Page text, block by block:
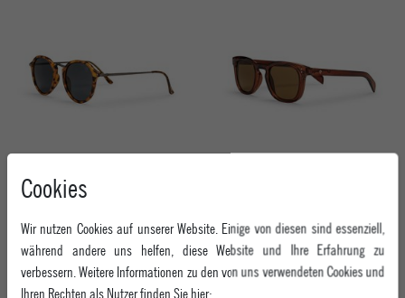
CHPO SONNENBRILLE CLUB
SHINY BLACK / BLACK
ab 34,95 € ab 34,95 €
Cookies
Wir nutzen Cookies auf unserer Website. Einige von diesen sind essenziell,
während andere uns helfen, diese Website und Ihre Erfahrung zu
verbessern. Weitere Informationen zu den von uns verwendeten Cookies und
Ihren Rechten als Nutzer finden Sie hier: